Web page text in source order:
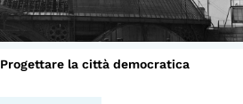
Progettare la città democratica